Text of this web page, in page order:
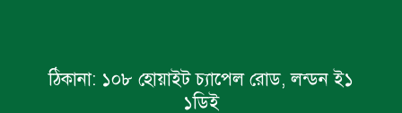
ঠিকানা: ১০৮ হোয়াইট চ্যাপেল রোড, লন্ডন ই১
১ডিই